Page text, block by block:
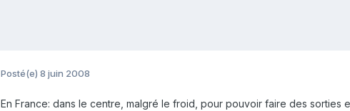
Posté(e) 8 juin 2008
En France: dans le centre, malgré le froid, pour pouvoir faire des sorties